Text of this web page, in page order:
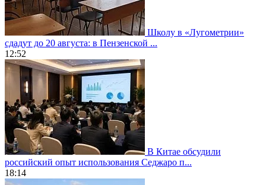
Школу в «Лугометрии»
сдадут до 20 августа: в Пензенской ...
12:52
В Китае обсудили
российский опыт использования Седжаро п...
18:14